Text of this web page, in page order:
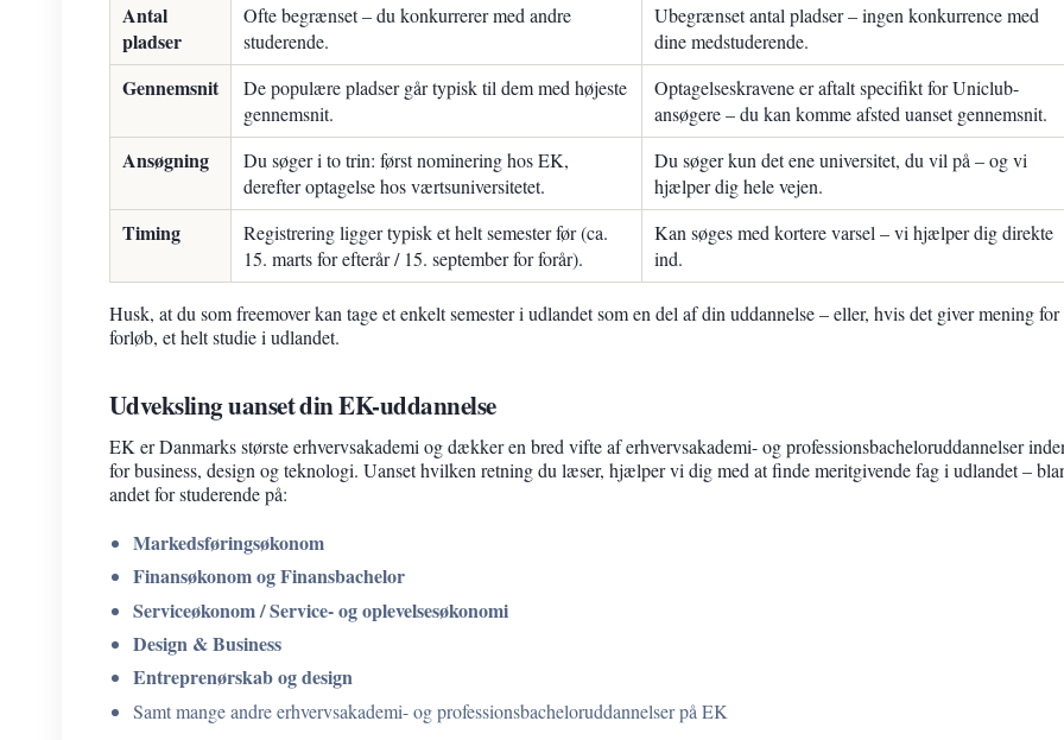
Antal
pladser
Ofte begrænset – du konkurrerer med andre
studerende.
Ubegrænset antal pladser – ingen konkurrence med
dine medstuderende.
Gennemsnit
De populære pladser går typisk til dem med højeste
gennemsnit.
Optagelseskravene er aftalt specifikt for Uniclub-
ansøgere – du kan komme afsted uanset gennemsnit.
Ansøgning
Du søger i to trin: først nominering hos EK,
derefter optagelse hos værtsuniversitetet.
Du søger kun det ene universitet, du vil på – og vi
hjælper dig hele vejen.
Timing
Registrering ligger typisk et helt semester før (ca.
15. marts for efterår / 15. september for forår).
Kan søges med kortere varsel – vi hjælper dig direkte
ind.
Husk, at du som freemover kan tage et enkelt semester i udlandet som en del af din uddannelse – eller, hvis det giver mening
forløb, et helt studie i udlandet.
Udveksling uanset din EK-uddannelse
EK er Danmarks største erhvervsakademi og dækker en bred vifte af erhvervsakademi- og professionsbacheloruddannelser
for business, design og teknologi. Uanset hvilken retning du læser, hjælper vi dig med at finde meritgivende fag i udlandet –
andet for studerende på:
Markedsføringsøkonom
Finansøkonom og Finansbachelor
Serviceøkonom / Service- og oplevelsesøkonomi
Design & Business
Entreprenørskab og design
Samt mange andre erhvervsakademi- og professionsbacheloruddannelser på EK